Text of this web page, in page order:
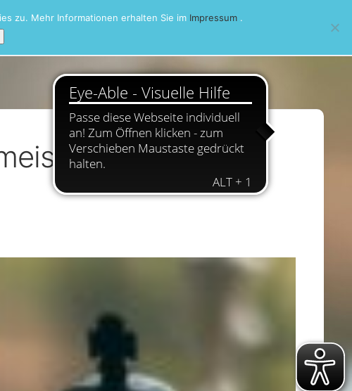
zu. Mehr Informationen erhalten Sie im Impressum .